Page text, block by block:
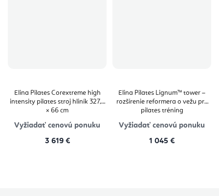
Elina Pilates Corextreme high
intensity pilates stroj hliník 327,7
× 66 cm
Vyžiadať cenovú ponuku
3 619 €
Elina Pilates Lignum™ tower –
rozšírenie reformera o vežu pre
pilates tréning
Vyžiadať cenovú ponuku
1 045 €